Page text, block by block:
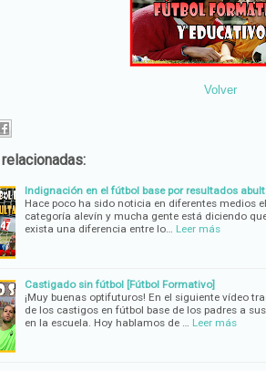
Volver
Indignación en el fútbol base por resultados
Hace poco ha sido noticia en diferentes medios
categoría alevín y mucha gente está diciendo
exista una diferencia entre lo… Leer más
Castigado sin fútbol [Fútbol Formativo]
¡Muy buenas optifuturos! En el siguiente vídeo
de los castigos en fútbol base de los padres a
en la escuela. Hoy hablamos de … Leer más